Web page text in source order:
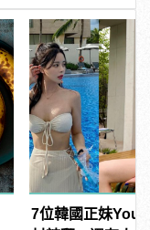
7位韓國正妹